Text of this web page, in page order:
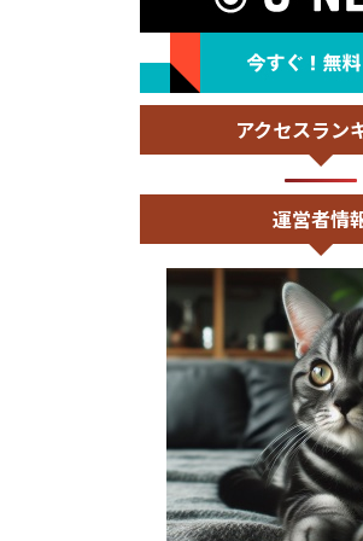
アクセスラン
運営者情